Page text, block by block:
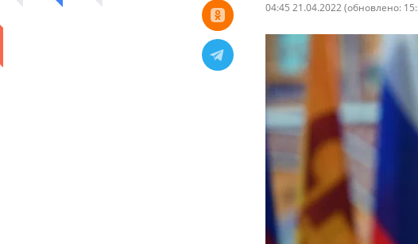
04:45 21.04.2022 (обновлено: